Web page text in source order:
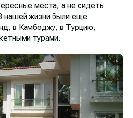
места, а не сидеть
нашей жизни были еще
в Камбоджу, в Турцию,
турами.